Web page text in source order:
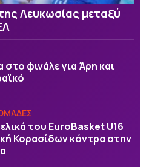
Λευκωσίας μεταξύ
στο φινάλε για Άρη και
του EuroBasket U16
Κορασίδων κόντρα στην